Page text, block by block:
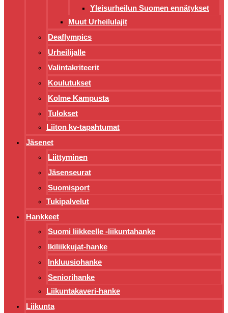
Yleisurheilun Suomen ennätykset
Muut Urheilulajit
Deaflympics
Urheilijalle
Valintakriteerit
Koulutukset
Kolme Kampusta
Tulokset
Liiton kv-tapahtumat
Jäsenet
Liittyminen
Jäsenseurat
Suomisport
Tukipalvelut
Hankkeet
Suomi liikkeelle -liikuntahanke
Ikiliikkujat-hanke
Inkluusiohanke
Seniorihanke
Liikuntakaveri-hanke
Liikunta